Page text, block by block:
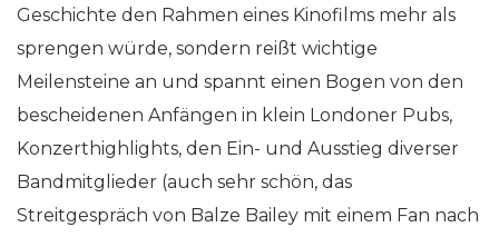
Geschichte den Rahmen eines Kinofilms mehr als
sprengen würde, sondern reißt wichtige
Meilensteine an und spannt einen Bogen von den
bescheidenen Anfängen in klein Londoner Pubs,
Konzerthighlights, den Ein- und Ausstieg diverser
Bandmitglieder (auch sehr schön, das
Streitgespräch von Balze Bailey mit einem Fan nach